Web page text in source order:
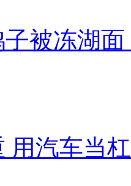
被冻湖
用汽车当